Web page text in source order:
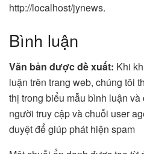
http://localhost/jynews.
Bình luận
Văn bản được đề xuất: Khi
luận trên trang web, chúng tôi
thị trong biểu mẫu bình luận
người truy cập và chuỗi user
duyệt để giúp phát hiện spam